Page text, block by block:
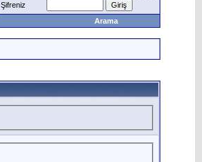
Şifreniz
Arama